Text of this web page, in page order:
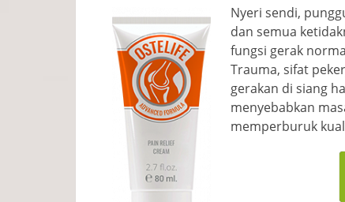
Nyeri sendi,
dan semua
fungsi gerak
Trauma, sifat
gerakan di siang
menyebabkan
memperburuk